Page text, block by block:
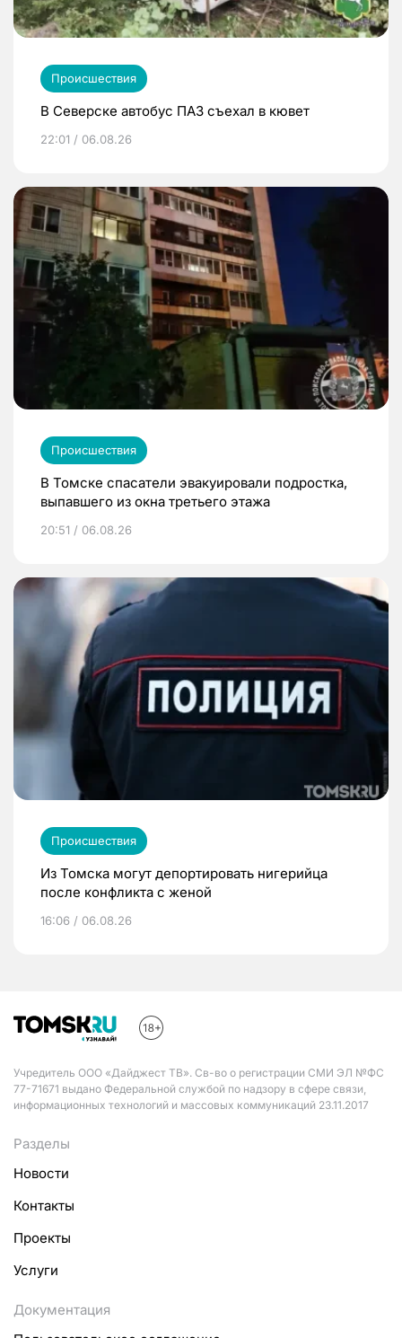
Происшествия
В Северске автобус ПАЗ съехал в кювет
22:01 / 06.08.26
Происшествия
В Томске спасатели эвакуировали подростка,
выпавшего из окна третьего этажа
20:51 / 06.08.26
Происшествия
Из Томска могут депортировать нигерийца
после конфликта с женой
16:06 / 06.08.26
Учредитель ООО «Дайджест ТВ». Св-во о регистрации СМИ ЭЛ №ФС
77-71671 выдано Федеральной службой по надзору в сфере связи,
информационных технологий и массовых коммуникаций 23.11.2017
Разделы
Новости
Контакты
Проекты
Услуги
Документация